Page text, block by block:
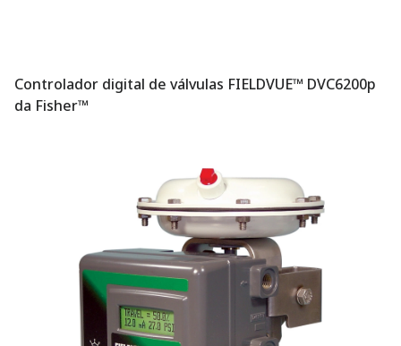
Controlador digital de válvulas FIELDVUE™ DVC6200p
da Fisher™